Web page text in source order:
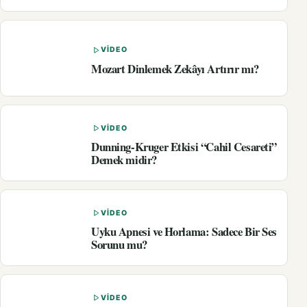
VIDEO
Mozart Dinlemek Zekâyı Artırır mı?
VIDEO
Dunning-Kruger Etkisi “Cahil Cesareti”
Demek midir?
VIDEO
Uyku Apnesi ve Horlama: Sadece Bir Ses
Sorunu mu?
VIDEO